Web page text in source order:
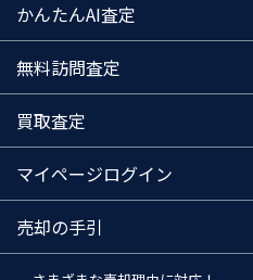
かんたんAI査定
無料訪問査定
買取査定
マイページログイン
売却の手引